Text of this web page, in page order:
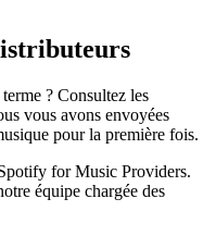
? Consultez les
vous avons envoyées
pour la première fois.
for Music Providers.
équipe chargée des